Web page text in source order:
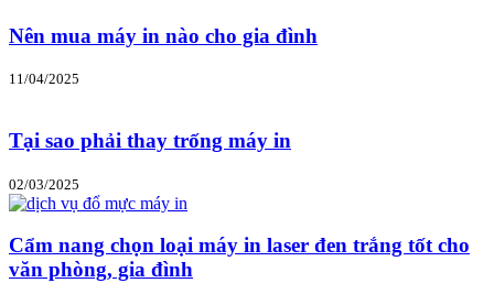
Nên mua máy in nào cho gia đình
11/04/2025
Tại sao phải thay trống máy in
02/03/2025
Cẩm nang chọn loại máy in laser đen trắng tốt cho
văn phòng, gia đình